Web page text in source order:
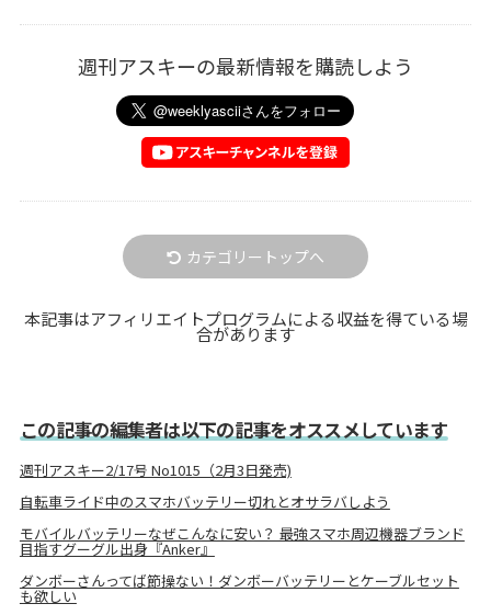
週刊アスキーの最新情報を購読しよう
カテゴリートップへ
本記事はアフィリエイトプログラムによる収益を得ている場
合があります
この記事の編集者は以下の記事をオススメしています
週刊アスキー2/17号 No1015（2月3日発売)
自転車ライド中のスマホバッテリー切れとオサラバしよう
モバイルバッテリーなぜこんなに安い？ 最強スマホ周辺機器ブランド
目指すグーグル出身『Anker』
ダンボーさんってば節操ない！ダンボーバッテリーとケーブルセット
も欲しい